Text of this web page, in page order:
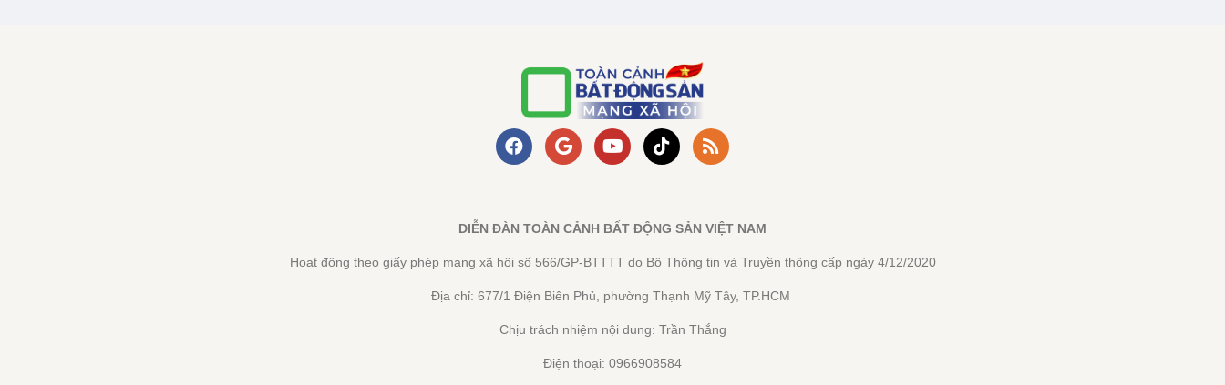
DIỄN ĐÀN TOÀN CẢNH BẤT ĐỘNG SẢN VIỆT NAM
Hoạt động theo giấy phép mạng xã hội số 566/GP-BTTTT do Bộ Thông tin và Truyền thông cấp ngày 4/12/2020
Địa chỉ: 677/1 Điện Biên Phủ, phường Thạnh Mỹ Tây, TP.HCM
Chịu trách nhiệm nội dung: Trần Thắng
Điện thoại: 0966908584